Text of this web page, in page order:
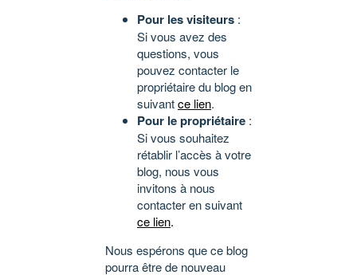
Pour les visiteurs :
Si vous avez des
questions, vous
pouvez contacter le
propriétaire du blog en
suivantce lien.
Pour le propriétaire :
Si vous souhaitez
rétablir l’accès à votre
blog, nous vous
invitons à nous
contacter en suivant
ce lien.
Nous espérons que ce blog
pourra être de nouveau